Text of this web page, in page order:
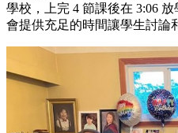
學校，上完 4 節課後在 3:06
會提供充足的時間讓學生討論